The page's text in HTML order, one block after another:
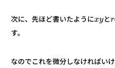
次に、先ほど書いたようにxyとr
す。
なのでこれを微分しなければい